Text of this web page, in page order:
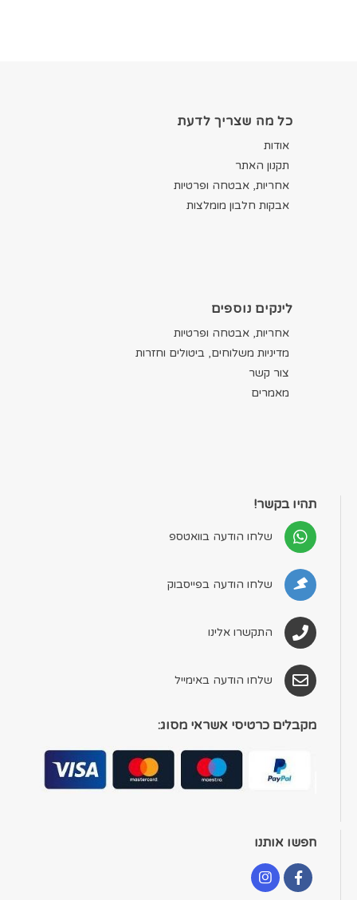
כל מה שצריך לדעת
אודות
תקנון האתר
אחריות, אבטחה ופרטיות
אבקות חלבון מומלצות
לינקים נוספים
אחריות, אבטחה ופרטיות
מדיניות משלוחים, ביטולים וחזרות
צור קשר
מאמרים
תהיו בקשר!
שלחו הודעה בוואטספ
שלחו הודעה בפייסבוק
התקשרו אלינו
שלחו הודעה באימייל
מקבלים כרטיסי אשראי מסוג:
חפשו אותנו